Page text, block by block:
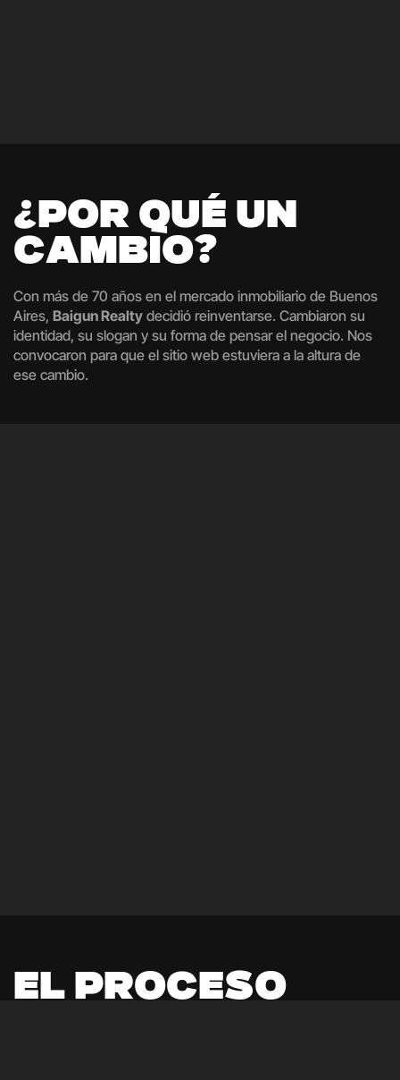
¿POR QUÉ UN
CAMBIO?
Con más de 70 años en el mercado inmobiliario de Buenos
Aires, Baigun Realty decidió reinventarse. Cambiaron su
identidad, su slogan y su forma de pensar el negocio. Nos
convocaron para que el sitio web estuviera a la altura de
ese cambio.
EL PROCESO